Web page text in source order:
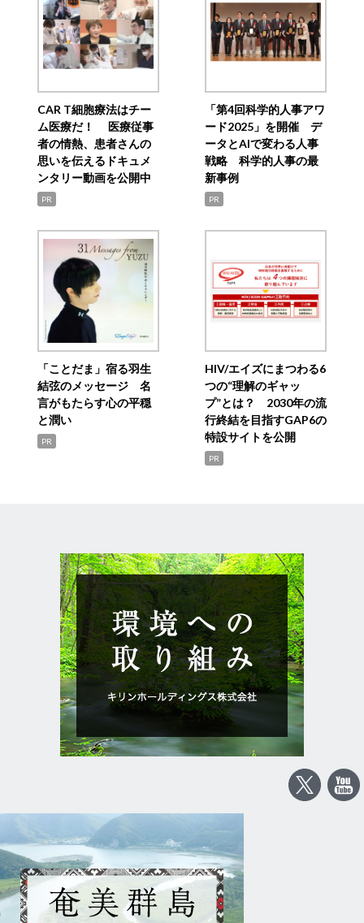
CAR T細胞療法はチー
ム医療だ！ 医療従事
者の情熱、患者さんの
思いを伝えるドキュメ
ンタリー動画を公開中
PR
「第4回科学的人事アワ
ード2025」を開催 デ
ータとAIで変わる人事
戦略 科学的人事の最
新事例
PR
「ことだま」宿る羽生
結弦のメッセージ 名
言がもたらす心の平穏
と潤い
PR
HIV/エイズにまつわる6
つの“理解のギャッ
プ”とは？ 2030年の流
行終結を目指すGAP6の
特設サイトを公開
PR